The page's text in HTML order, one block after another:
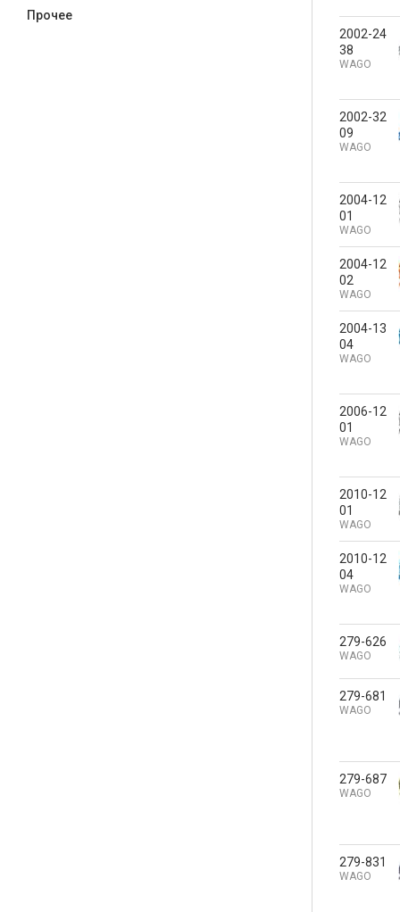
2002-24
38
WAGO
2002-32
09
WAGO
2004-12
01
WAGO
2004-12
02
WAGO
2004-13
04
WAGO
2006-12
01
WAGO
2010-12
01
WAGO
2010-12
04
WAGO
279-626
WAGO
279-681
WAGO
279-687
WAGO
279-831
WAGO
Прочее